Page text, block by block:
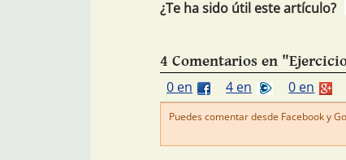
¿Te ha sido útil este artículo?
4 Comentarios en
0 en
4 en 0 en
Puedes comentar desde Facebook y